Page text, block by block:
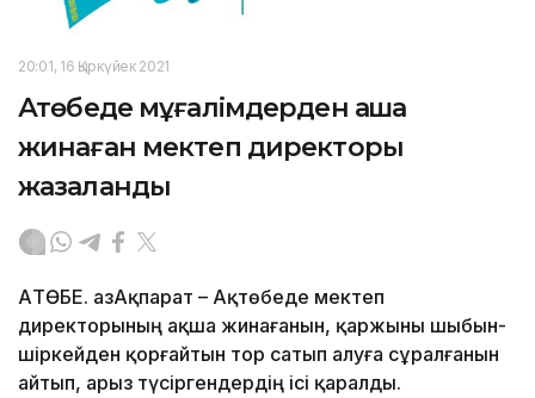
20:01, 16 Қыркүйек 2021
Ақтөбеде мұғалімдерден ақша
жинаған мектеп директоры
жазаланды
АҚТӨБЕ. ҚазАқпарат – Ақтөбеде мектеп
директорының ақша жинағанын, қаржыны шыбын-
шіркейден қорғайтын тор сатып алуға сұралғанын
айтып, арыз түсіргендердің ісі қаралды.